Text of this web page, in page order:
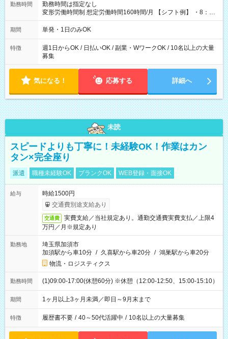
勤務時間
勤務時間は指定なし
変形労働時間制 想定労働時間160時間/月 【シフト例】 ・8：00
～21：00
期間 単発・1日のみOK
特徴
週1日からOK / 日払いOK / 副業・WワークOK / 10名以上の大量
募集
気になる！ 応募する 詳細へ
未読
スピードよりも丁寧に！未経験OK！作業はカン
タン×完全座り
派遣 職種未経験OK ブランクOK WEB登録・面接OK
給与
時給1500円
交通費別途支給あり
交通費
実費支給／当社規定あり。通勤交通費実費支払／上限4
万円／月※規定あり
勤務地
埼玉県加須市
加須駅から車10分 / 久喜駅から車20分 / 鴻巣駅から車20分
物流・ロジスティクス
勤務時間 (1)09:00-17:00(休憩60分) ※休憩（12:00-12:50、15:00-15:10）
期間 1ヶ月以上3ヶ月未満／即日～9月末まで
特徴 履歴書不要 / 40～50代活躍中 / 10名以上の大量募集